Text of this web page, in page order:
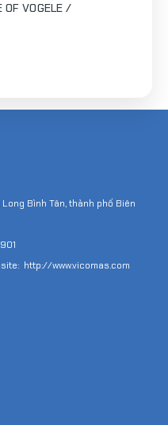
OF VOGELE /
Bình Tân, thành phố Biên
http://www.vicomas.com